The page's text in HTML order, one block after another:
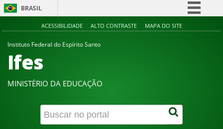
BRASIL
Simplifique!
Canais
ACESSIBILIDADE ALTO CONTRASTE MAPA DO SITE
Instituto Federal do Espírito Santo
Ifes
MINISTÉRIO DA EDUCAÇÃO